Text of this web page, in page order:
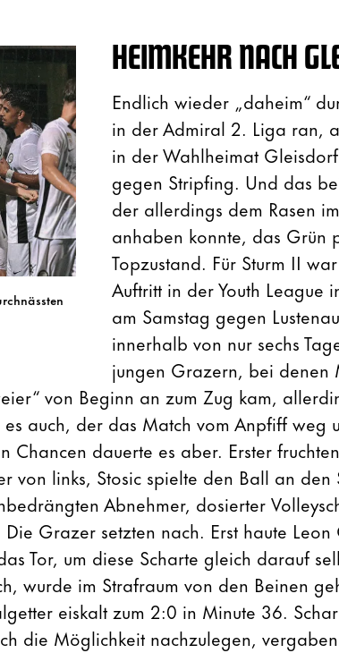
HEIMKEHR NACH
Endlich wieder „daheim“
in der Admiral 2. Liga ran,
in der Wahlheimat
gegen Stripfing. Und das
der allerdings dem Rasen
anhaben konnte, das Grün
Topzustand. Für Sturm II
Auftritt in der Youth League
am Samstag gegen
innerhalb von nur sechs
jungen Grazern, bei denen
von Beginn an zum Zug kam,
es auch, der das Match vom Anpfiff weg
Chancen dauerte es aber. Erster
von links, Stosic spielte den Ball an
Abnehmer, dosierter
Die Grazer setzten nach. Erst haute
Tor, um diese Scharte gleich darauf
wurde im Strafraum von den Beinen
eiskalt zum 2:0 in Minute 36.
die Möglichkeit nachzulegen,